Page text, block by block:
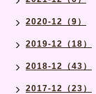
2020-12（9）
2019-12（18）
2018-12（43）
2017-12（23）